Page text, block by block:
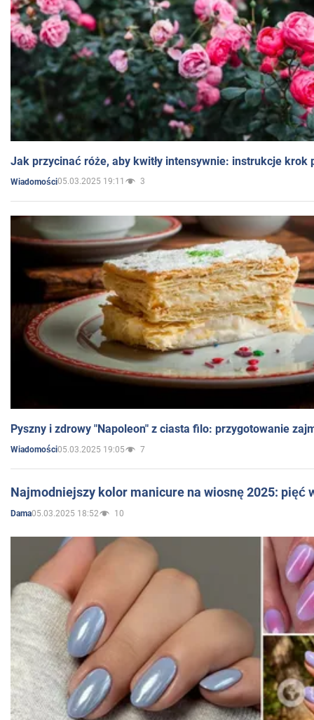
Jak przycinać róże, aby kwitły intensywnie: instrukcje krok
Wiadomości05.03.2025 19:11 3
Pyszny i zdrowy "Napoleon" z ciasta filo: przygotowanie
Wiadomości05.03.2025 19:05 7
Najmodniejszy kolor manicure na wiosnę 2025: pięć
Dama05.03.2025 18:52 10